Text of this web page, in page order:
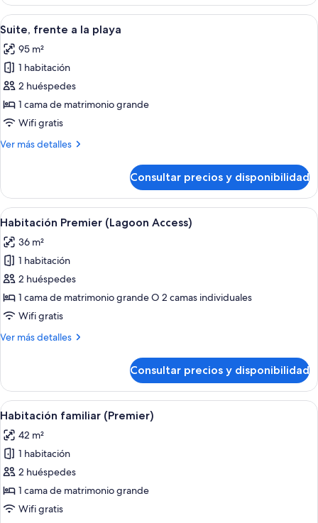
Abrir
todas
las
fotos
de
Suite,
frente
la
Habitación de hotel moderna con
7
Suite, frente a la playa
95 m²
1 habitación
2 huéspedes
1 cama de matrimonio grande
Wifi gratis
Ver más detalles
Más
frente
la
Consultar precios y disponibilidad
Abrir
todas
las
fotos
de
Habitación
Premier
Access)
Habitación de hotel con una cama
7
Habitación Premier (Lagoon Access)
36 m²
1 habitación
2 huéspedes
1 cama de matrimonio grande O 2 camas individuales
Wifi gratis
Ver más detalles
Más
Premier
(Lagoon
Access)
Consultar precios y disponibilidad
Abrir
todas
las
fotos
de
Habitación
familiar
Una habitación de hotel moderna
6
Habitación familiar (Premier)
42 m²
1 habitación
2 huéspedes
1 cama de matrimonio grande
Wifi gratis